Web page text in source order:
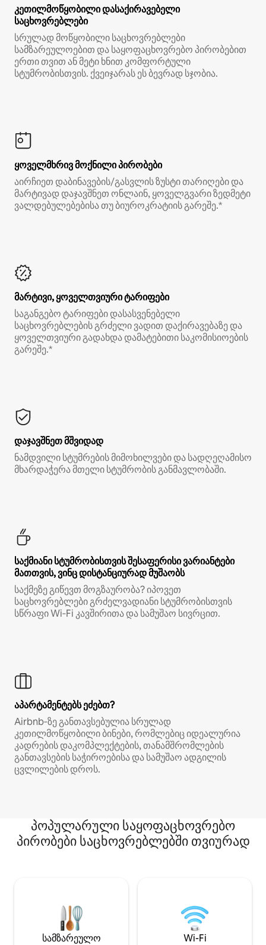
კეთილმოწყობილი დასაქირავებელი
საცხოვრებლები
სრულად მოწყობილი საცხოვრებლები
სამზარეულოებით და საყოფაცხოვრებო პირობებით
ერთი თვით ან მეტი ხნით კომფორტული
სტუმრობისთვის. ქვეიჯარას ეს ბევრად სჯობია.
ყოველმხრივ მოქნილი პირობები
აირჩიეთ დაბინავების/გასვლის ზუსტი თარიღები და
მარტივად დაჯავშნეთ ონლაინ, ყოველგვარი ზედმეტი
ვალდებულებებისა თუ ბიუროკრატიის გარეშე.*
მარტივი, ყოველთვიური ტარიფები
საგანგებო ტარიფები დასასვენებელი
საცხოვრებლების გრძელი ვადით დაქირავებაზე და
ყოველთვიური გადახდა დამატებითი საკომისიოების
გარეშე.*
დაჯავშნეთ მშვიდად
ნამდვილი სტუმრების მიმოხილვები და სადღეღამისო
მხარდაჭერა მთელი სტუმრობის განმავლობაში.
საქმიანი სტუმრობისთვის შესაფერისი ვარიანტები
მათთვის, ვინც დისტანციურად მუშაობს
საქმეზე გიწევთ მოგზაურობა? იპოვეთ
საცხოვრებლები გრძელვადიანი სტუმრობისთვის
სწრაფი Wi‑Fi კავშირითა და სამუშაო სივრცით.
აპარტამენტებს ეძებთ?
Airbnb‑ზე განთავსებულია სრულად
კეთილმოწყობილი ბინები, რომლებიც იდეალურია
კადრების დაკომპლექტების, თანამშრომლების
განთავსების საჭიროებისა და სამუშაო ადგილის
ცვლილების დროს.
პოპულარული საყოფაცხოვრებო
პირობები საცხოვრებლებში თვიურად
სამზარეულო Wi-Fi